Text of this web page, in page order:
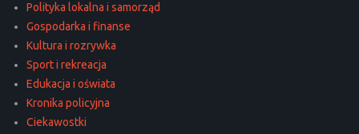
Polityka lokalna i samorząd
Gospodarka i finanse
Kultura i rozrywka
Sport i rekreacja
Edukacja i oświata
Kronika policyjna
Ciekawostki